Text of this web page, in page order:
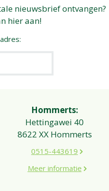
nieuwsbrief ontvangen?
hier aan!
Hommerts:
Hettingawei 40
8622 XX Hommerts
0515-443619
Meer informatie